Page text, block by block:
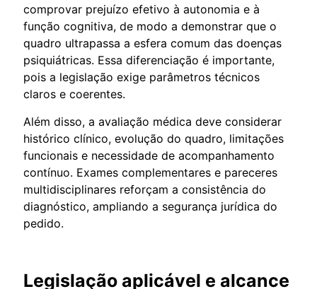
comprovar prejuízo efetivo à autonomia e à
função cognitiva, de modo a demonstrar que o
quadro ultrapassa a esfera comum das doenças
psiquiátricas. Essa diferenciação é importante,
pois a legislação exige parâmetros técnicos
claros e coerentes.
Além disso, a avaliação médica deve considerar
histórico clínico, evolução do quadro, limitações
funcionais e necessidade de acompanhamento
contínuo. Exames complementares e pareceres
multidisciplinares reforçam a consistência do
diagnóstico, ampliando a segurança jurídica do
pedido.
Legislação aplicável e alcance